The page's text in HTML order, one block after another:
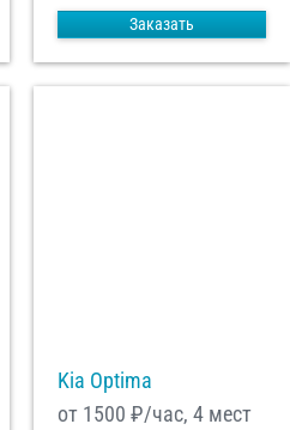
Заказать
Kia Optima
от 1500 ₽/час, 4 мест